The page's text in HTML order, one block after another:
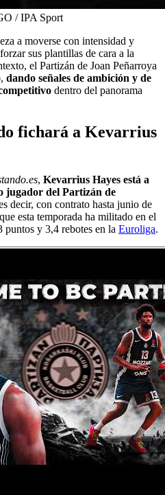
/ IPA Sport
a moverse con intensidad y
sus plantillas de cara a la
el Partizán de Joan Peñarroya
dando señales de ambición y de
dentro del panorama
fichará a Kevarrius
, Kevarrius Hayes está a
jugador del Partizán de
decir, con contrato hasta junio de
esta temporada ha militado en el
y 3,4 rebotes en la Euroliga.